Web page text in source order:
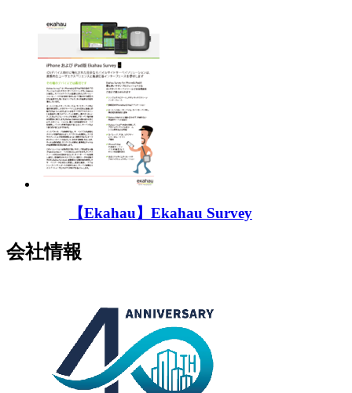
【Ekahau】Ekahau Survey
会社情報